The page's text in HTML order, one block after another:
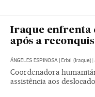
Iraque enfrenta
após a
ÁNGELES ESPINOSA Erbil (Iraque)
Coordenadora
assistência aos